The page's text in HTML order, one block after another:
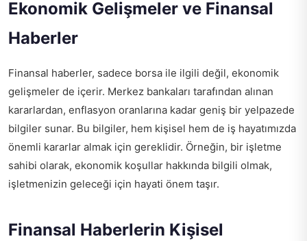
Ekonomik Gelişmeler ve Finansal
Haberler
Finansal haberler, sadece borsa ile ilgili değil, ekonomik
gelişmeler de içerir. Merkez bankaları tarafından alınan
kararlardan, enflasyon oranlarına kadar geniş bir yelpazede
bilgiler sunar. Bu bilgiler, hem kişisel hem de iş hayatımızda
önemli kararlar almak için gereklidir. Örneğin, bir işletme
sahibi olarak, ekonomik koşullar hakkında bilgili olmak,
işletmenizin geleceği için hayati önem taşır.
Finansal Haberlerin Kişisel